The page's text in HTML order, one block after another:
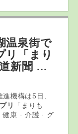
温泉街で
リ
「まり
新聞 …
機構は5日、
リ
「まりも
健康 · 介護 · グ